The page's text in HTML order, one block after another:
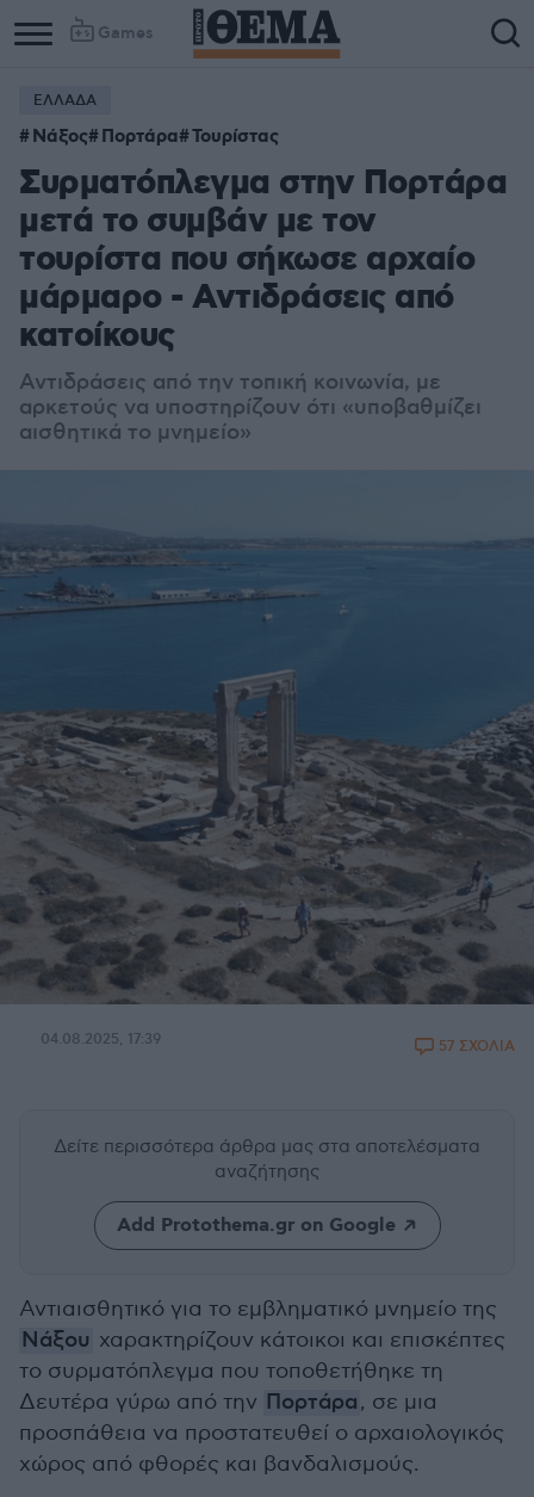
Games
ΕΛΛΑΔΑ
Νάξος Πορτάρα Τουρίστας
Συρματόπλεγμα στην Πορτάρα
μετά το συμβάν με τον
τουρίστα που σήκωσε αρχαίο
μάρμαρο - Αντιδράσεις από
κατοίκους
Αντιδράσεις από την τοπική κοινωνία, με
αρκετούς να υποστηρίζουν ότι «υποβαθμίζει
αισθητικά το μνημείο»
04.08.2025, 17:39 57 ΣΧΟΛΙΑ
Δείτε περισσότερα άρθρα μας στα αποτελέσματα
αναζήτησης
Add Protothema.gr on Google
Αντιαισθητικό για το εμβληματικό μνημείο της
Νάξου χαρακτηρίζουν κάτοικοι και επισκέπτες
το συρματόπλεγμα που τοποθετήθηκε τη
Δευτέρα γύρω από την Πορτάρα, σε μια
προσπάθεια να προστατευθεί ο αρχαιολογικός
χώρος από φθορές και βανδαλισμούς.